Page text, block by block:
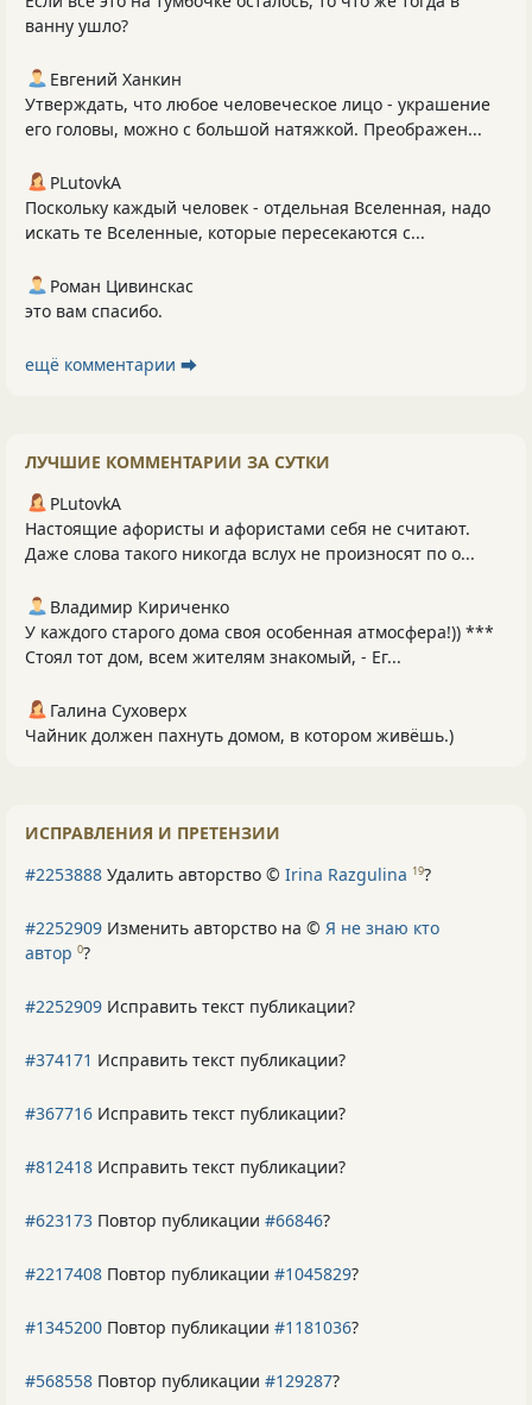
ванну ушло?
Евгений Ханкин
Утверждать, что любое человеческое лицо - украшение
его головы, можно с большой натяжкой. Преображен...
PLutоvkА
Поскольку каждый человек - отдельная Вселенная, надо
искать те Вселенные, которые пересекаются с...
Роман Цивинскас
это вам спасибо.
ещё комментарии ⮕
ЛУЧШИЕ КОММЕНТАРИИ ЗА СУТКИ
PLutоvkА
Настоящие афористы и афористами себя не считают.
Даже слова такого никогда вслух не произносят по о...
Владимир Кириченко
У каждого старого дома своя особенная атмосфера!)) ***
Стоял тот дом, всем жителям знакомый, - Ег...
Галина Суховерх
Чайник должен пахнуть домом, в котором живёшь.)
ИСПРАВЛЕНИЯ И ПРЕТЕНЗИИ
#2253888 Удалить авторство © Irina Razgulina 19?
#2252909 Изменить авторство на © Я не знаю кто
автор 0?
#2252909 Исправить текст публикации?
#374171 Исправить текст публикации?
#367716 Исправить текст публикации?
#812418 Исправить текст публикации?
#623173 Повтор публикации #66846?
#2217408 Повтор публикации #1045829?
#1345200 Повтор публикации #1181036?
#568558 Повтор публикации #129287?